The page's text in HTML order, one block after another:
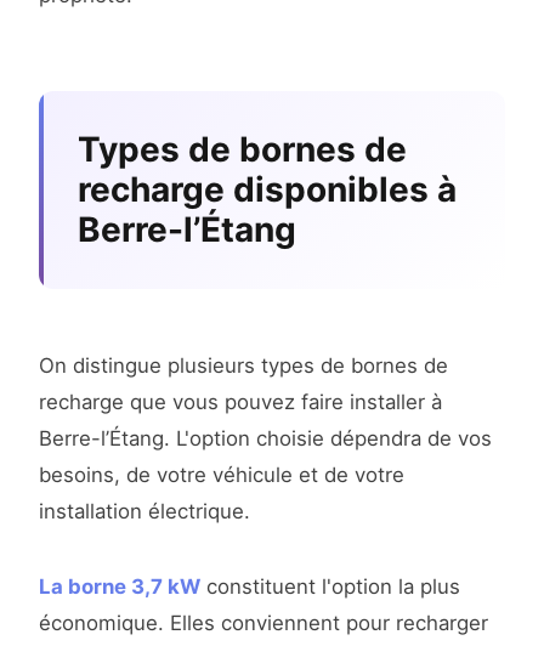
Types de bornes de
recharge disponibles à
Berre-l’Étang
On distingue plusieurs types de bornes de
recharge que vous pouvez faire installer à
Berre-l’Étang. L'option choisie dépendra de vos
besoins, de votre véhicule et de votre
installation électrique.
La borne 3,7 kW constituent l'option la plus
économique. Elles conviennent pour recharger